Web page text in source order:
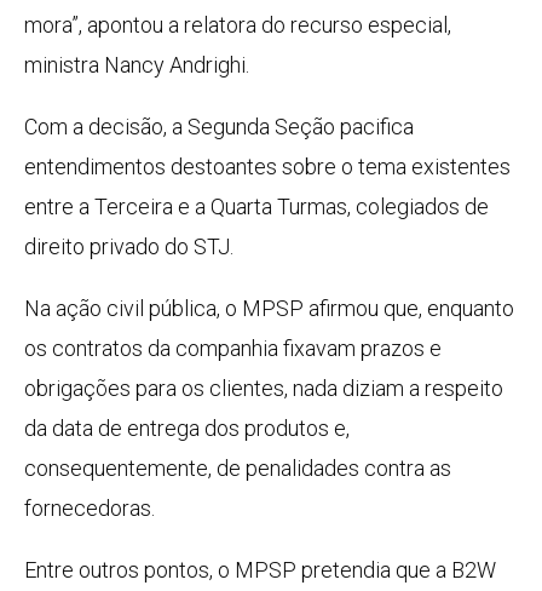
mora”, apontou a relatora do recurso especial,
ministra Nancy Andrighi.
Com a decisão, a Segunda Seção pacifica
entendimentos destoantes sobre o tema existentes
entre a Terceira e a Quarta Turmas, colegiados de
direito privado do STJ.
Na ação civil pública, o MPSP afirmou que, enquanto
os contratos da companhia fixavam prazos e
obrigações para os clientes, nada diziam a respeito
da data de entrega dos produtos e,
consequentemente, de penalidades contra as
fornecedoras.
Entre outros pontos, o MPSP pretendia que a B2W